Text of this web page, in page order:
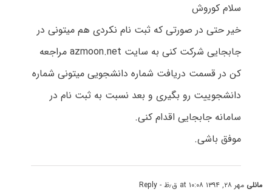
سلام کوروش
خیر حتی در صورتی که ثبت نام نکردی هم میتونی در
جابجایی شرکت کنی به سایت azmoon.net مراجعه
کن در قسمت دریافت شماره دانشجویی میتونی شماره
دانشجوییت رو بگیری و بعد نسبت به ثبت نام در
سامانه جابجایی اقدام کنی.
موفق باشی.
مانلی مهر ۲۸, ۱۳۹۴ at ۱۰:۰۸ ق٫ظ - Reply